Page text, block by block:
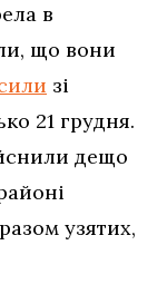
в
що вони
зі
21 грудня.
дещо
узятих,